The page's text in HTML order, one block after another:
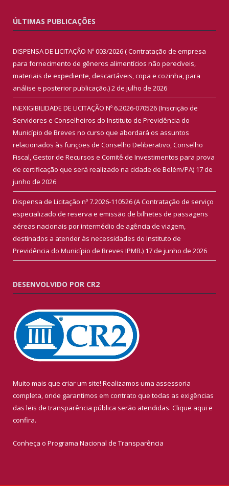
ÚLTIMAS PUBLICAÇÕES
DISPENSA DE LICITAÇÃO Nº 003/2026 ( Contratação de empresa
para fornecimento de gêneros alimentícios não perecíveis,
materiais de expediente, descartáveis, copa e cozinha, para
análise e posterior publicação.)2 de julho de 2026
INEXIGIBILIDADE DE LICITAÇÃO Nº 6.2026-070526 (Inscrição de
Servidores e Conselheiros do Instituto de Previdência do
Município de Breves no curso que abordará os assuntos
relacionados às funções de Conselho Deliberativo, Conselho
Fiscal, Gestor de Recursos e Comitê de Investimentos para prova
de certificação que será realizado na cidade de Belém/PA) 17 de
junho de 2026
Dispensa de Licitação nº 7.2026-110526 (A Contratação de serviço
especializado de reserva e emissão de bilhetes de passagens
aéreas nacionais por intermédio de agência de viagem,
destinados a atender às necessidades do Instituto de
Previdência do Município de Breves IPMB.) 17 de junho de 2026
DESENVOLVIDO POR CR2
Muito mais que criar um site! Realizamos uma assessoria
completa, onde garantimos em contrato que todas as exigências
das leis de transparência pública serão atendidas. Clique aqui e
confira.
Conheça o Programa Nacional de Transparência